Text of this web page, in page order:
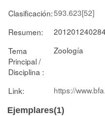
Clasificación:593.623[52]
Resumen:
Tema
Principal /
Disciplina :
Zoología
Link: https://
Ejemplares(1)